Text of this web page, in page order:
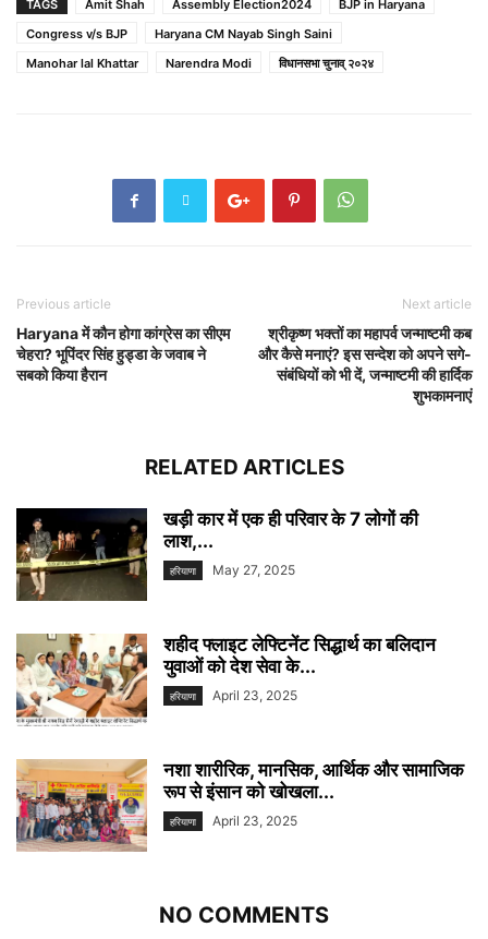
TAGS Amit Shah Assembly Election2024
BJP in Haryana
Congress v/s BJP
Haryana CM Nayab Singh Saini
Manohar lal Khattar
Narendra Modi विधानसभा चुनाव् २०२४
Previous article
Haryana में कौन होगा कांग्रेस का सीएम
चेहरा? भूपिंदर सिंह हुड्डा के जवाब ने
सबको किया हैरान
Next article
श्रीकृष्ण भक्तों का महापर्व जन्माष्टमी कब
और कैसे मनाएं? इस सन्देश को अपने सगे-
संबंधियों को भी दें, जन्माष्टमी की हार्दिक
शुभकामनाएं
RELATED ARTICLES
खड़ी कार में एक ही परिवार के 7 लोगों की
लाश,...
हरियाणा May 27, 2025
शहीद फ्लाइट लेफ्टिनेंट सिद्धार्थ का बलिदान
युवाओं को देश सेवा के...
हरियाणा April 23, 2025
नशा शारीरिक, मानसिक, आर्थिक और सामाजिक
रूप से इंसान को खोखला...
हरियाणा April 23, 2025
NO COMMENTS